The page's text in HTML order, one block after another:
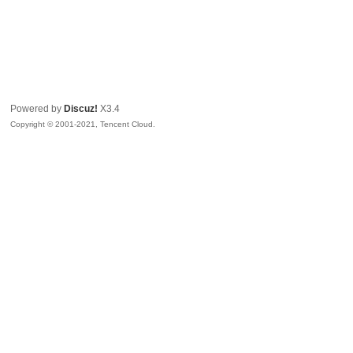
Powered by Discuz! X3.4
Copyright © 2001-2021, Tencent Cloud.